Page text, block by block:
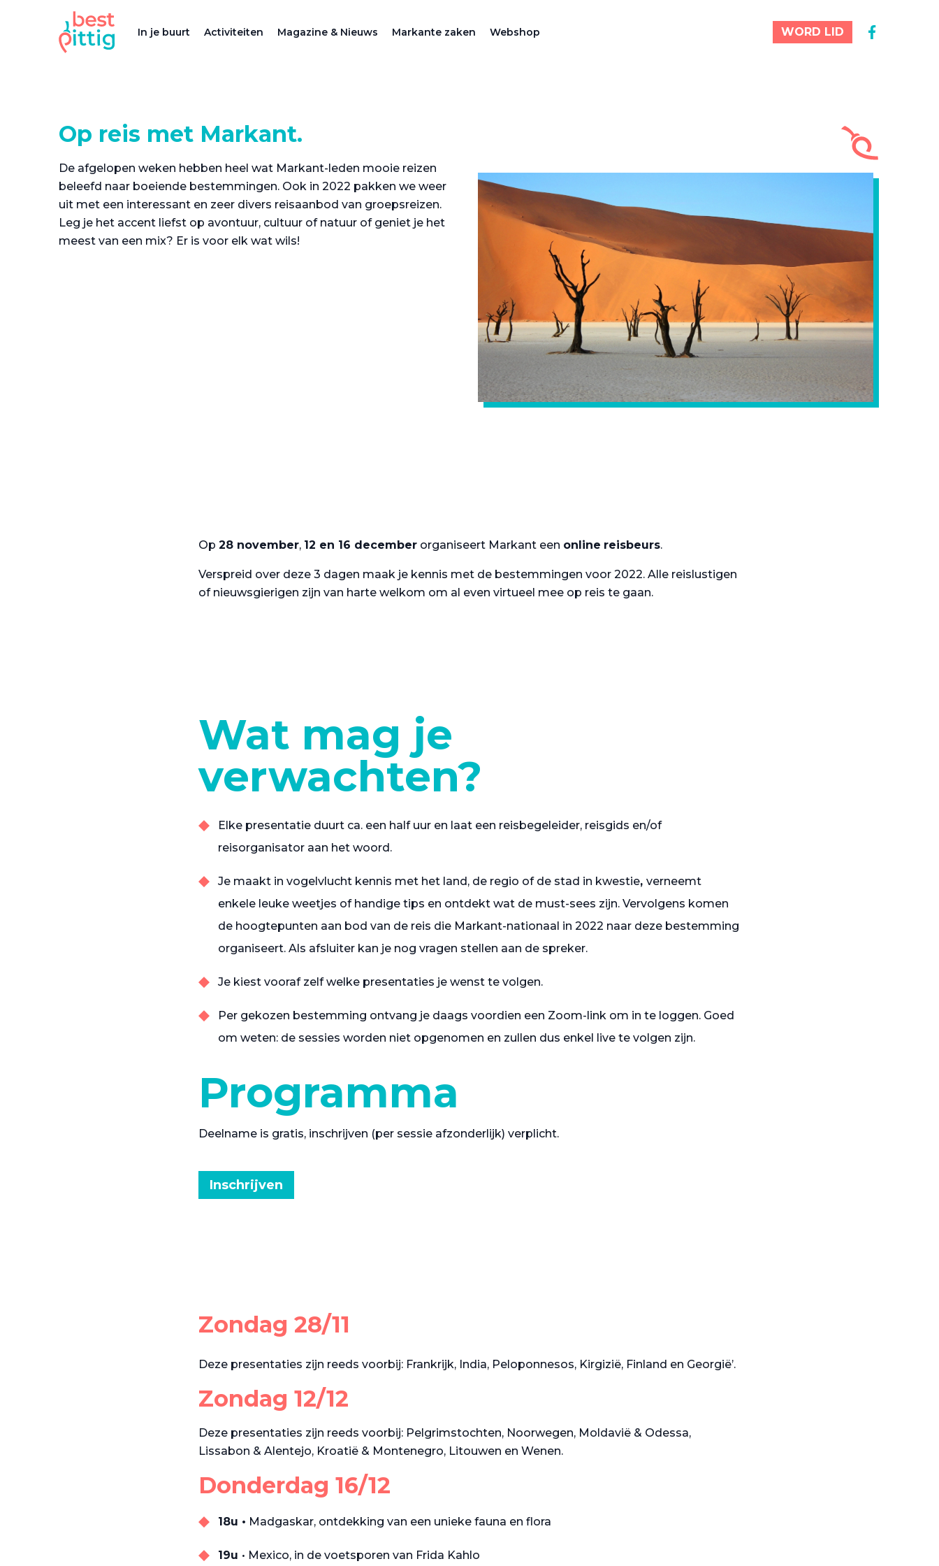
In je buurt Activiteiten Magazine & Nieuws Markante zaken Webshop WORD LID
Op reis met Markant.
De afgelopen weken hebben heel wat Markant-leden mooie reizen
beleefd naar boeiende bestemmingen. Ook in 2022 pakken we weer
uit met een interessant en zeer divers reisaanbod van groepsreizen.
Leg je het accent liefst op avontuur, cultuur of natuur of geniet je het
meest van een mix? Er is voor elk wat wils!
Op 28 november, 12 en 16 december organiseert Markant een online reisbeurs.
Verspreid over deze 3 dagen maak je kennis met de bestemmingen voor 2022. Alle reislustigen
of nieuwsgierigen zijn van harte welkom om al even virtueel mee op reis te gaan.
Wat mag je
verwachten?
Elke presentatie duurt ca. een half uur en laat een reisbegeleider, reisgids en/of
reisorganisator aan het woord.
Je maakt in vogelvlucht kennis met het land, de regio of de stad in kwestie, verneemt
enkele leuke weetjes of handige tips en ontdekt wat de must-sees zijn. Vervolgens komen
de hoogtepunten aan bod van de reis die Markant-nationaal in 2022 naar deze bestemming
organiseert. Als afsluiter kan je nog vragen stellen aan de spreker.
Je kiest vooraf zelf welke presentaties je wenst te volgen.
Per gekozen bestemming ontvang je daags voordien een Zoom-link om in te loggen. Goed
om weten: de sessies worden niet opgenomen en zullen dus enkel live te volgen zijn.
Programma
Deelname is gratis, inschrijven (per sessie afzonderlijk) verplicht.
Inschrijven
Zondag 28/11
Deze presentaties zijn reeds voorbij: Frankrijk, India, Peloponnesos, Kirgizië, Finland en Georgië’.
Zondag 12/12
Deze presentaties zijn reeds voorbij: Pelgrimstochten, Noorwegen, Moldavië & Odessa,
Lissabon & Alentejo, Kroatië & Montenegro, Litouwen en Wenen.
Donderdag 16/12
18u • Madgaskar, ontdekking van een unieke fauna en flora
19u • Mexico, in de voetsporen van Frida Kahlo